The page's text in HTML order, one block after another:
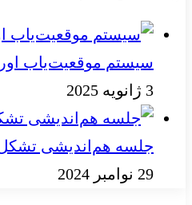
سیستم موقعیت‌یاب
3 ژانویه 2025
جلسه هم‌اندیشی
29 نوامبر 2024